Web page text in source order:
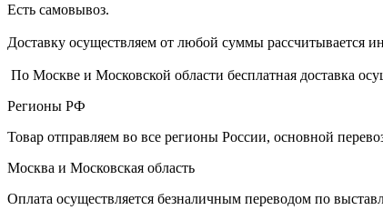
Есть самовывоз.
Доставку осуществляем от любой суммы рассчитывается
По Москве и Московской области бесплатная доставка
Регионы РФ
Товар отправляем во все регионы России, основной
Москва и Московская область
Оплата осуществляется безналичным переводом по